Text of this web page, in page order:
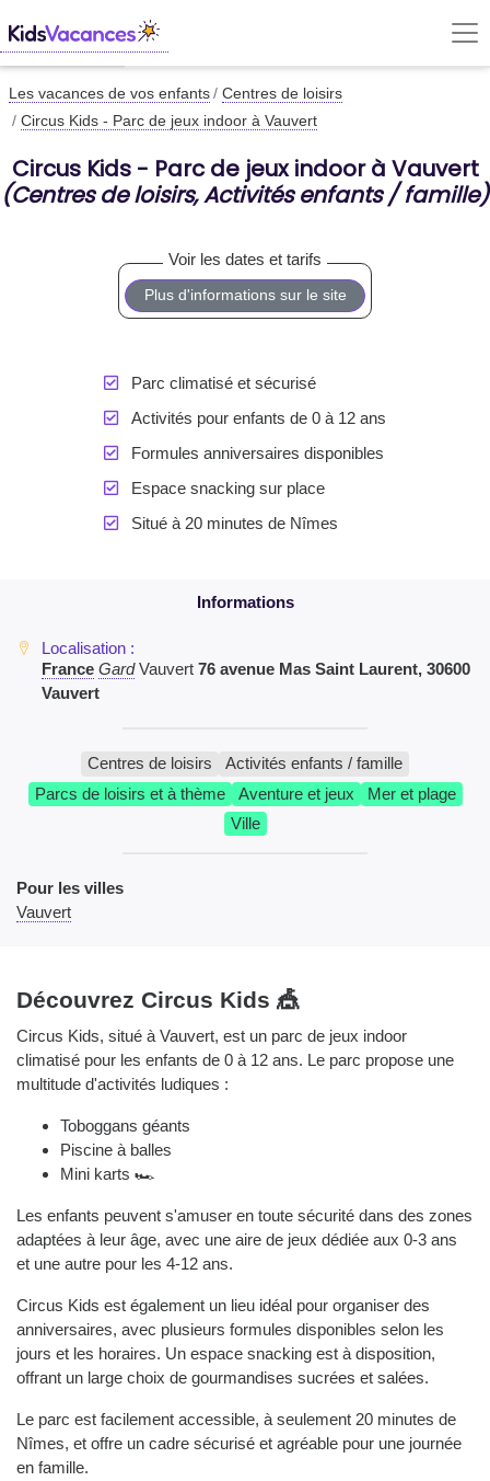
Les vacances de vos enfants
Centres de loisirs
Circus Kids - Parc de jeux indoor à Vauvert
Circus Kids - Parc de jeux indoor à Vauvert
(Centres de loisirs, Activités enfants / famille)
Plus d'informations sur le site
Parc climatisé et sécurisé
Activités pour enfants de 0 à 12 ans
Formules anniversaires disponibles
Espace snacking sur place
Situé à 20 minutes de Nîmes
France GardVauvert 76 avenue Mas Saint Laurent, 30600
Vauvert
Centres de loisirs
Activités enfants / famille
Parcs de loisirs et à thème
Aventure et jeux
Mer et plage
Ville
Pour les villes
Vauvert
Découvrez Circus Kids 🎪
Circus Kids, situé à Vauvert, est un parc de jeux indoor
climatisé pour les enfants de 0 à 12 ans. Le parc propose une
multitude d'activités ludiques :
Toboggans géants
Piscine à balles
Mini karts 🏎️
Les enfants peuvent s'amuser en toute sécurité dans des zones
adaptées à leur âge, avec une aire de jeux dédiée aux 0-3 ans
et une autre pour les 4-12 ans.
Circus Kids est également un lieu idéal pour organiser des
anniversaires, avec plusieurs formules disponibles selon les
jours et les horaires. Un espace snacking est à disposition,
offrant un large choix de gourmandises sucrées et salées.
Le parc est facilement accessible, à seulement 20 minutes de
Nîmes, et offre un cadre sécurisé et agréable pour une journée
en famille.